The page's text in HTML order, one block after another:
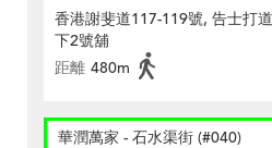
香港謝斐道117-119號, 告士打
下2號舖
距離 480m
華潤萬家 - 石水渠街 (#040)